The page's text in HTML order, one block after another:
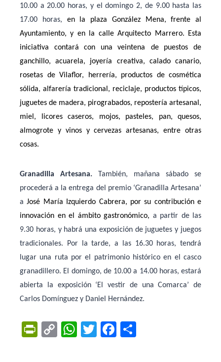
10.00 a 20.00 horas, y el domingo 2, de 9.00 hasta las
17.00 horas, en la plaza González Mena, frente al
Ayuntamiento, y en la calle Arquitecto Marrero. Esta
iniciativa contará con una veintena
de puestos de
ganchillo, acuarela, joyería creativa, calado canario,
rosetas de Vilaflor, herrería, productos de cosmética
sólida, alfarería tradicional, reciclaje, productos típicos,
juguetes de madera, pirograbados, repostería artesanal,
miel, licores caseros, mojos, pasteles, pan, quesos,
almogrote y vinos y cervezas artesanas, entre otras
cosas.
Granadilla Artesana. También, mañana sábado se
procederá a la entrega del premio ‘Granadilla Artesana’
a José María Izquierdo Cabrera, por su contribución e
innovación en el ámbito gastronómico, a partir de las
9.30 horas, y habrá una exposición de juguetes y juegos
tradicionales. Por la tarde, a las 16.30 horas, tendrá
lugar una ruta por el patrimonio histórico en el casco
granadillero. El domingo, de 10.00 a 14.00 horas, estará
abierta la exposición ‘El vestir de una Comarca’ de
Carlos Domínguez y Daniel Hernández.
Pr C
W T
F